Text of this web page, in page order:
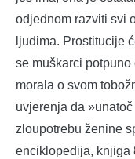
odjednom razviti svi
ljudima. Prostitucije
se muškarci
morala o svom
uvjerenja da
zloupotrebu ženine
enciklopedija, knjiga